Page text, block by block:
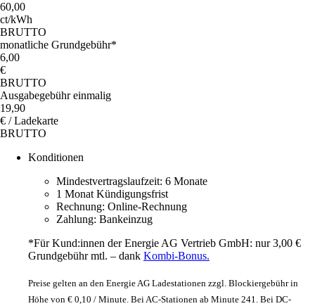
60,00
ct/kWh
BRUTTO
monatliche Grundgebühr*
6,00
€
BRUTTO
Ausgabegebühr einmalig
19,90
€ / Ladekarte
BRUTTO
Konditionen
Mindestvertragslaufzeit: 6 Monate
1 Monat Kündigungsfrist
Rechnung: Online-Rechnung
Zahlung: Bankeinzug
*Für Kund:innen der Energie AG Vertrieb GmbH: nur 3,00 €
Grundgebühr mtl. – dank Kombi-Bonus.
Preise gelten an den Energie AG Ladestationen zzgl. Blockiergebühr in
Höhe von € 0,10 / Minute. Bei AC-Stationen ab Minute 241. Bei DC-